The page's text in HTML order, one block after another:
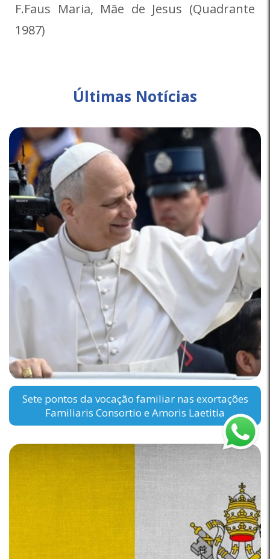
F.Faus Maria, Mãe de Jesus (Quadrante
1987)
Últimas Notícias
Sete pontos da vocação familiar nas exortações
Familiaris Consortio e Amoris Laetitia